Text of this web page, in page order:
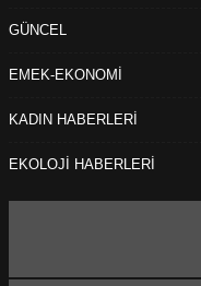
GÜNCEL
EMEK-EKONOMİ
KADIN HABERLERİ
EKOLOJİ HABERLERİ